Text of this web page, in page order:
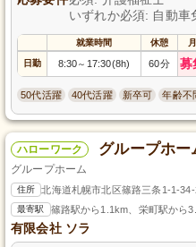
いずれか必須: 自動車
就業時間 休憩 月
日勤 8:30～ 17:30(8h) 60分 募
50代活躍 40代活躍 新卒可 年齢不
ハローワーク グループホー
グループホーム
住所 北海道札幌市北区篠路三条1-1-
最寄駅 篠路駅から1.1km、栄町駅から
有限会社 ソラ